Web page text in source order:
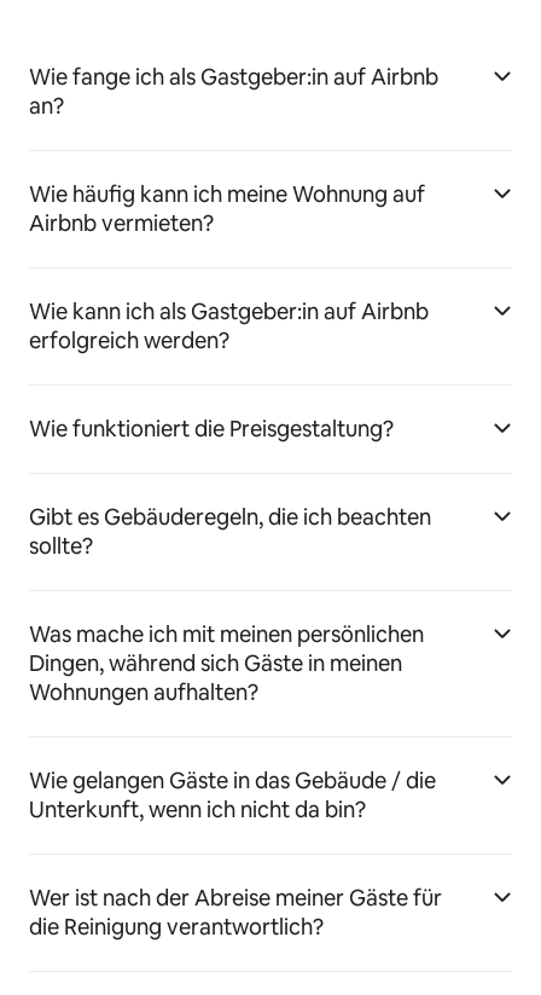
Wie fange ich als Gastgeber:in auf Airbnb
an?
Wie häufig kann ich meine Wohnung auf
Airbnb vermieten?
Wie kann ich als Gastgeber:in auf Airbnb
erfolgreich werden?
Wie funktioniert die Preisgestaltung?
Gibt es Gebäuderegeln, die ich beachten
sollte?
Was mache ich mit meinen persönlichen
Dingen, während sich Gäste in meinen
Wohnungen aufhalten?
Wie gelangen Gäste in das Gebäude / die
Unterkunft, wenn ich nicht da bin?
Wer ist nach der Abreise meiner Gäste für
die Reinigung verantwortlich?